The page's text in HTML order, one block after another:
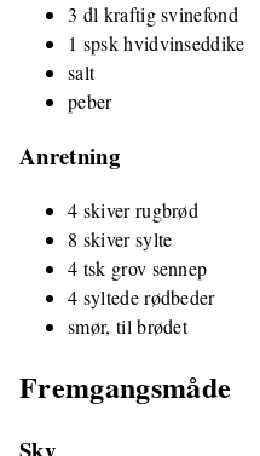
3 dl kraftig svinefond
1 spsk hvidvinseddike
salt
peber
Anretning
4 skiver rugbrød
8 skiver sylte
4 tsk grov sennep
4 syltede rødbeder
smør, til brødet
Fremgangsmåde
Sky